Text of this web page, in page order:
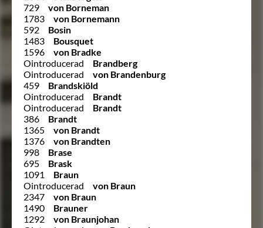
729
von Borneman
1783
von Bornemann
592
Bosin
1483
Bousquet
1596
von Bradke
Ointroducerad
Brandberg
Ointroducerad
von Brandenburg
459
Brandskiöld
Ointroducerad
Brandt
Ointroducerad
Brandt
386
Brandt
1365
von Brandt
1376
von Brandten
998
Brase
695
Brask
1091
Braun
Ointroducerad
von Braun
2347
von Braun
1490
Brauner
1292
von Braunjohan